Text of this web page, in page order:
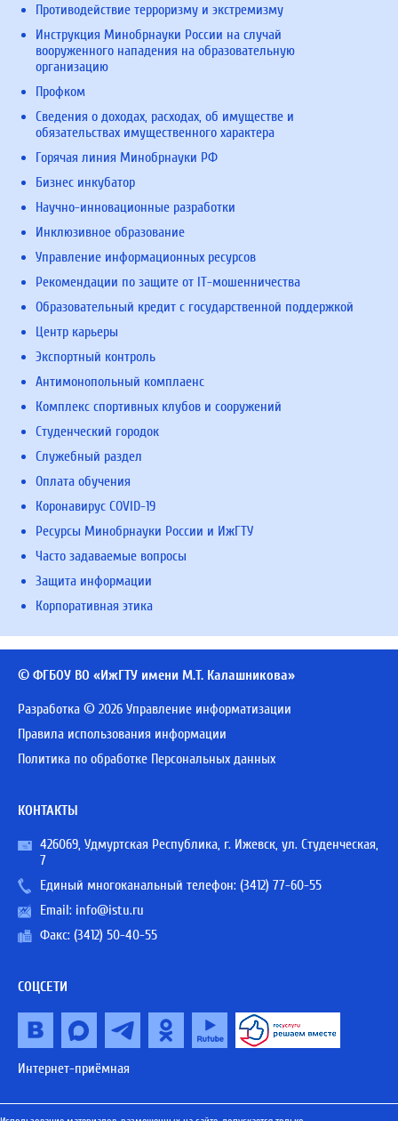
Противодействие терроризму и экстремизму
Инструкция Минобрнауки России на случай
вооруженного нападения на образовательную
организацию
Профком
Сведения о доходах, расходах, об имуществе и
обязательствах имущественного характера
Горячая линия Минобрнауки РФ
Бизнес инкубатор
Научно-инновационные разработки
Инклюзивное образование
Управление информационных ресурсов
Рекомендации по защите от IT-мошенничества
Образовательный кредит с государственной поддержкой
Центр карьеры
Экспортный контроль
Антимонопольный комплаенс
Комплекс спортивных клубов и сооружений
Студенческий городок
Служебный раздел
Оплата обучения
Коронавирус COVID-19
Ресурсы Минобрнауки России и ИжГТУ
Часто задаваемые вопросы
Защита информации
Корпоративная этика
© ФГБОУ ВО «ИжГТУ имени М.Т. Калашникова»
Разработка © 2026 Управление информатизации
Правила использования информации
Политика по обработке Персональных данных
КОНТАКТЫ
426069, Удмуртская Республика, г. Ижевск, ул. Студенческая,
7
Единый многоканальный телефон: (3412) 77-60-55
Email: info@istu.ru
Факс: (3412) 50-40-55
СОЦСЕТИ
Интернет-приёмная